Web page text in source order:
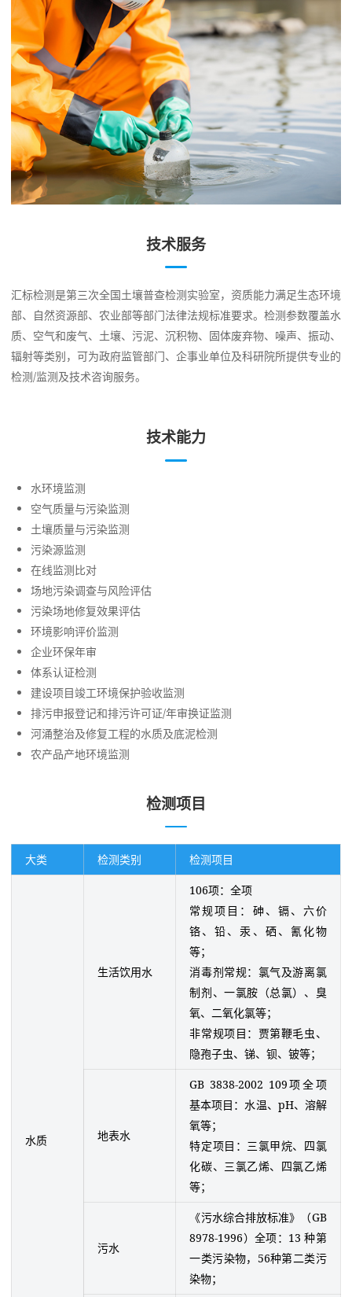
技术服务
汇标检测是第三次全国土壤普查检测实验室，资质能力满足生态环境
部、自然资源部、农业部等部门法律法规标准要求。检测参数覆盖水
质、空气和废气、土壤、污泥、沉积物、固体废弃物、噪声、振动、
辐射等类别，可为政府监管部门、企事业单位及科研院所提供专业的
检测/监测及技术咨询服务。
技术能力
水环境监测
空气质量与污染监测
土壤质量与污染监测
污染源监测
在线监测比对
场地污染调查与风险评估
污染场地修复效果评估
环境影响评价监测
企业环保年审
体系认证检测
建设项目竣工环境保护验收监测
排污申报登记和排污许可证/年审换证监测
河涌整治及修复工程的水质及底泥检测
农产品产地环境监测
检测项目
大类 检测类别 检测项目
水质
生活饮用水
106项：全项
常规项目：砷、镉、六价
铬、铅、汞、硒、氰化物
等；
消毒剂常规：氯气及游离氯
制剂、一氯胺（总氯）、臭
氧、二氧化氯等；
非常规项目：贾第鞭毛虫、
隐孢子虫、锑、钡、铍等；
地表水
GB 3838-2002 109项全项
基本项目：水温、pH、溶解
氧等；
特定项目：三氯甲烷、四氯
化碳、三氯乙烯、四氯乙烯
等；
污水
《污水综合排放标准》（GB
8978-1996）全项：13 种第
一类污染物，56种第二类污
染物；